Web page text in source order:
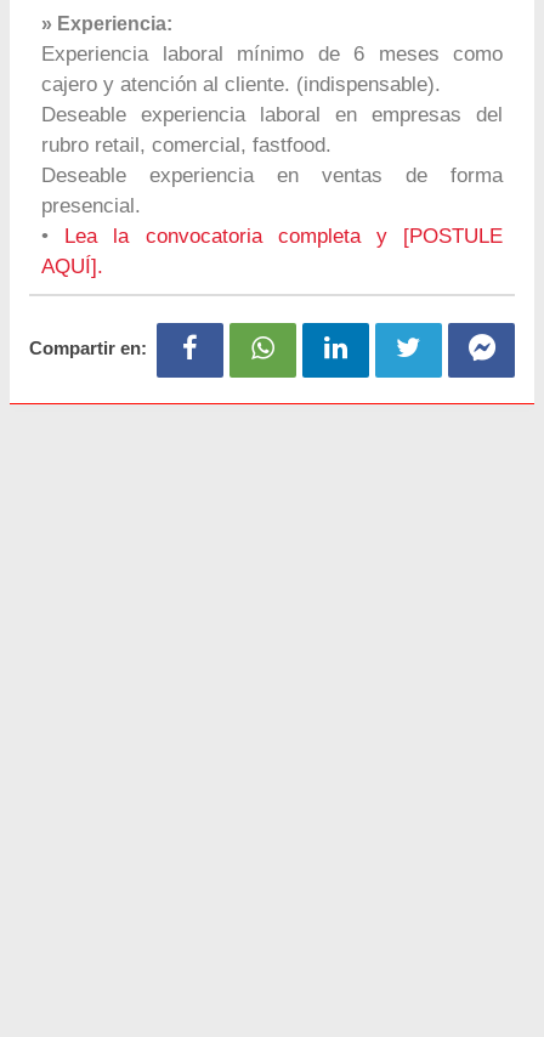
» Experiencia:
Experiencia laboral mínimo de 6 meses como
cajero y atención al cliente. (indispensable).
Deseable experiencia laboral en empresas del
rubro retail, comercial, fastfood.
Deseable experiencia en ventas de forma
presencial.
•
Lea la convocatoria completa y [POSTULE
AQUÍ].
Compartir en: